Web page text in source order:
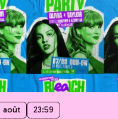
août 23:59